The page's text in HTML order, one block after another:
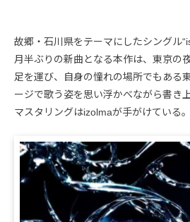
故郷・石川県をテーマにしたシングル
月半ぶりの新曲となる本作は、東京の
足を運び、自身の憧れの場所でもある
ージで歌う姿を思い浮かべながら書き
マスタリングはizolmaが手がけている。